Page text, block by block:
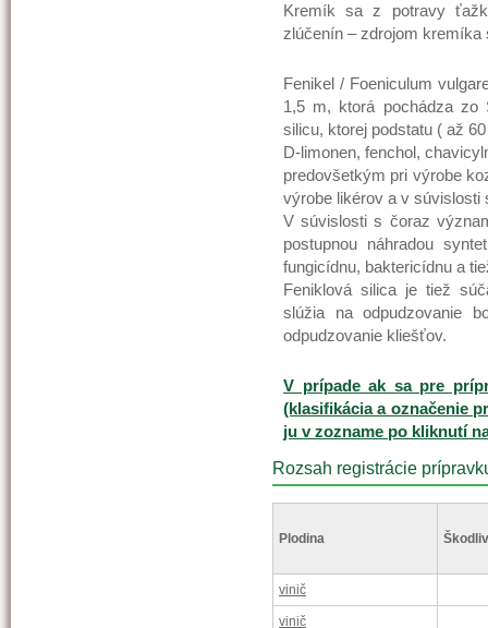
Kremík sa z potravy
zlúčenín – zdrojom kremíka
Fenikel / Foeniculum
1,5 m, ktorá pochádza zo
silicu, ktorej podstatu ( až
D-limonen, fenchol,
predovšetkým pri výrobe
výrobe likérov a v súvislosti
V súvislosti s čoraz
postupnou náhradou
fungicídnu, baktericídnu a
Feniklová silica je tiež
slúžia na odpudzovanie
odpudzovanie kliešťov.
V prípade ak sa pre
(klasifikácia a označenie
ju v zozname po kliknutí
Rozsah registrácie
Plodina
vinič
vinič